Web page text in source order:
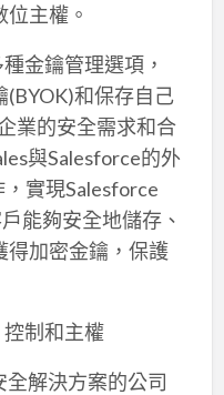
主權。
金鑰管理選項，
和保存自己
業的安全需求和合
與Salesforce的外
實現Salesforce
能夠安全地儲存、
得加密金鑰，保護
制和主權
解決方案的公司